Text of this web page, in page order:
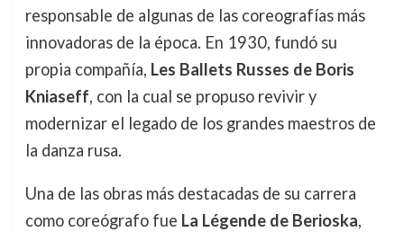
responsable de algunas de las coreografías más
innovadoras de la época. En 1930, fundó su
propia compañía, Les Ballets Russes de Boris
Kniaseff, con la cual se propuso revivir y
modernizar el legado de los grandes maestros de
la danza rusa.
Una de las obras más destacadas de su carrera
como coreógrafo fue La Légende de Berioska,